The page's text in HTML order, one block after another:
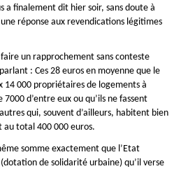
a finalement dit hier soir, sans doute à
réponse aux revendications légitimes
un rapprochement sans conteste
: Ces 28 euros en moyenne que le
000 propriétaires de logements à
d’entre eux ou qu’ils ne fassent
qui, souvent d’ailleurs, habitent bien
total 400 000 euros.
somme exactement que l’Etat
de solidarité urbaine) qu’il verse